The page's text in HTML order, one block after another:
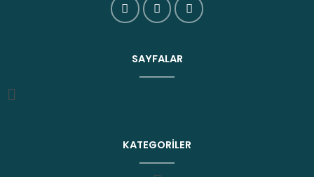
SAYFALAR
KATEGORILER